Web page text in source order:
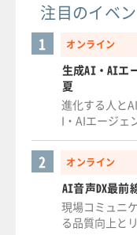
注目のイベ
オンライン
1
生成AI・AIエ
夏
進化する人と
I・AIエージェ
オンライン
2
AI音声DX最前
現場コミュニ
る品質向上と